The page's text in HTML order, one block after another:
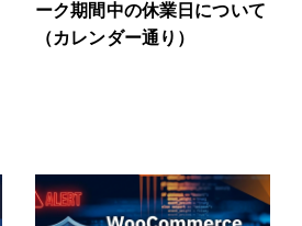
ーク期間中の休業日について
（カレンダー通り）